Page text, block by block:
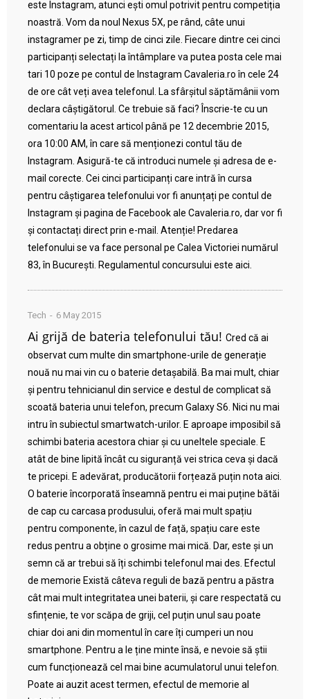
este Instagram, atunci ești omul potrivit pentru competiția
noastră. Vom da noul Nexus 5X, pe rând, câte unui
instagramer pe zi, timp de cinci zile. Fiecare dintre cei cinci
participanți selectați la întâmplare va putea posta cele mai
tari 10 poze pe contul de Instagram Cavaleria.ro în cele 24
de ore cât veți avea telefonul. La sfârșitul săptămânii vom
declara câștigătorul. Ce trebuie să faci? Înscrie-te cu un
comentariu la acest articol până pe 12 decembrie 2015,
ora 10:00 AM, în care să menționezi contul tău de
Instagram. Asigură-te că introduci numele și adresa de e-
mail corecte. Cei cinci participanți care intră în cursa
pentru câștigarea telefonului vor fi anunțați pe contul de
Instagram și pagina de Facebook ale Cavaleria.ro, dar vor fi
și contactați direct prin e-mail. Atenție! Predarea
telefonului se va face personal pe Calea Victoriei numărul
83, în București. Regulamentul concursului este aici.
Tech 6 May 2015
Ai grijă de bateria telefonului tău! Cred că ai
observat cum multe din smartphone-urile de generație
nouă nu mai vin cu o baterie detașabilă. Ba mai mult, chiar
și pentru tehnicianul din service e destul de complicat să
scoată bateria unui telefon, precum Galaxy S6. Nici nu mai
intru în subiectul smartwatch-urilor. E aproape imposibil să
schimbi bateria acestora chiar și cu uneltele speciale. E
atât de bine lipită încât cu siguranță vei strica ceva și dacă
te pricepi. E adevărat, producătorii forțează puțin nota aici.
O baterie încorporată înseamnă pentru ei mai puține bătăi
de cap cu carcasa produsului, oferă mai mult spațiu
pentru componente, în cazul de față, spațiu care este
redus pentru a obține o grosime mai mică. Dar, este și un
semn că ar trebui să îți schimbi telefonul mai des. Efectul
de memorie Există câteva reguli de bază pentru a păstra
cât mai mult integritatea unei baterii, și care respectată cu
sfințenie, te vor scăpa de griji, cel puțin unul sau poate
chiar doi ani din momentul în care îți cumperi un nou
smartphone. Pentru a le ține minte însă, e nevoie să știi
cum funcționează cel mai bine acumulatorul unui telefon.
Poate ai auzit acest termen, efectul de memorie al